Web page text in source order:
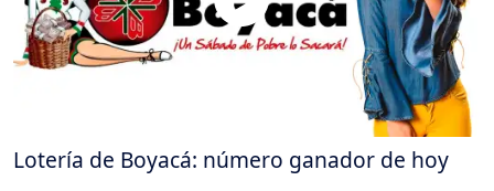
Lotería de Boyacá: número ganador de hoy